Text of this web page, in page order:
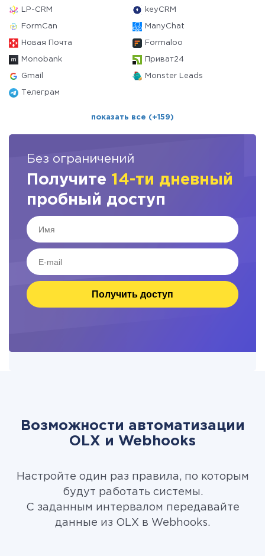
LP-CRM keyCRM
FormCan ManyChat
Новая Почта Formaloo
Monobank Приват24
Gmail Monster Leads
Телеграм
показать все (+159)
Без ограничений
Получите 14-ти дневный
пробный доступ
Получить доступ
Возможности автоматизации
OLX и Webhooks
Настройте один раз правила, по которым
будут работать системы.
С заданным интервалом передавайте
данные из OLX в Webhooks.